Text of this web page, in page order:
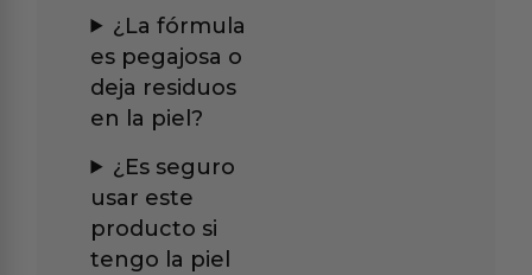
¿La fórmula
es pegajosa o
deja residuos
en la piel?
¿Es seguro
usar este
producto si
tengo la piel